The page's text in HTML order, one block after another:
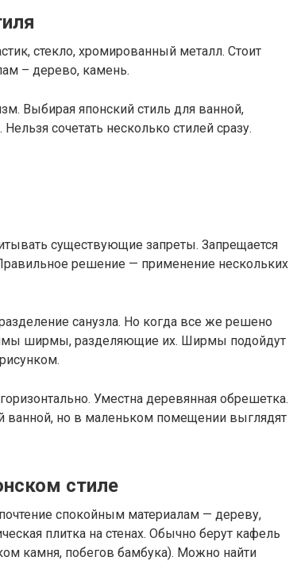
стекло, хромированный металл. Стоит
– дерево, камень.
Выбирая японский стиль для ванной,
сочетать несколько стилей сразу.
существующие запреты. Запрещается
решение — применение нескольких
санузла. Но когда все же решено
ширмы, разделяющие их. Ширмы подойдут
Уместна деревянная обрешетка.
но в маленьком помещении выглядят
стиле
спокойным материалам — дереву,
плитка на стенах. Обычно берут кафель
камня, побегов бамбука). Можно найти